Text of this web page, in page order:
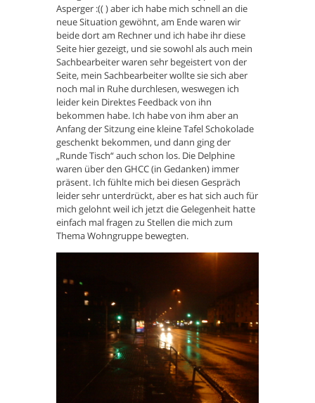
Asperger :(( ) aber ich habe mich schnell an die
neue Situation gewöhnt, am Ende waren wir
beide dort am Rechner und ich habe ihr diese
Seite hier gezeigt, und sie sowohl als auch mein
Sachbearbeiter waren sehr begeistert von der
Seite, mein Sachbearbeiter wollte sie sich aber
noch mal in Ruhe durchlesen, weswegen ich
leider kein Direktes Feedback von ihn
bekommen habe. Ich habe von ihm aber an
Anfang der Sitzung eine kleine Tafel Schokolade
geschenkt bekommen, und dann ging der
„Runde Tisch“ auch schon los. Die Delphine
waren über den GHCC (in Gedanken) immer
präsent. Ich fühlte mich bei diesen Gespräch
leider sehr unterdrückt, aber es hat sich auch für
mich gelohnt weil ich jetzt die Gelegenheit hatte
einfach mal fragen zu Stellen die mich zum
Thema Wohngruppe bewegten.